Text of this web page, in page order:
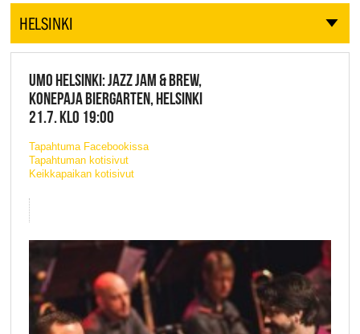
HELSINKI
UMO HELSINKI: JAZZ JAM & BREW,
KONEPAJA BIERGARTEN, HELSINKI
21.7. KLO 19:00
Tapahtuma Facebookissa
Tapahtuman kotisivut
Keikkapaikan kotisivut